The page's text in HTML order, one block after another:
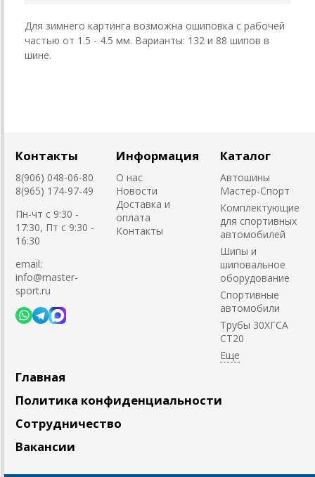
Для зимнего картинга возможна ошиповка с рабочей
частью от 1.5 - 4.5 мм. Варианты: 132 и 88 шипов в
шине.
Контакты
8(906) 048-06-80
8(965) 174-97-49
Пн-чт с 9:30 -
17:30, Пт с 9:30 -
16:30
email:
info@master-
sport.ru
Информация
О нас
Новости
Доставка и
оплата
Контакты
Каталог
Автошины
Мастер-Спорт
Комплектующие
для спортивных
автомобилей
Шипы и
шиповальное
оборудование
Cпортивные
автомобили
Трубы 30ХГСА
СТ20
Главная
Политика конфиденциальности
Сотрудничество
Вакансии